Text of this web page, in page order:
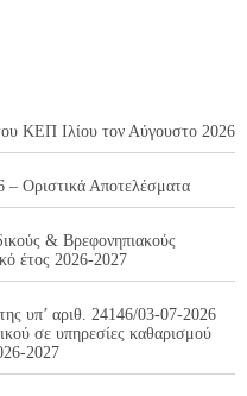
ΚΕΠ Ιλίου τον Αύγουστο 2026
– Οριστικά Αποτελέσματα
& Βρεφονηπιακούς
έτος 2026-2027
υπ’ αριθ. 24146/03-07-2026
σε υπηρεσίες καθαρισμού
2027